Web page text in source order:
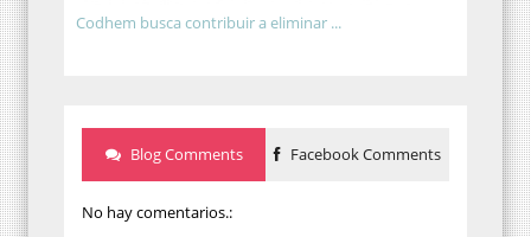
Codhem busca contribuir a eliminar ...
Blog Comments Facebook Comments
No hay comentarios.: